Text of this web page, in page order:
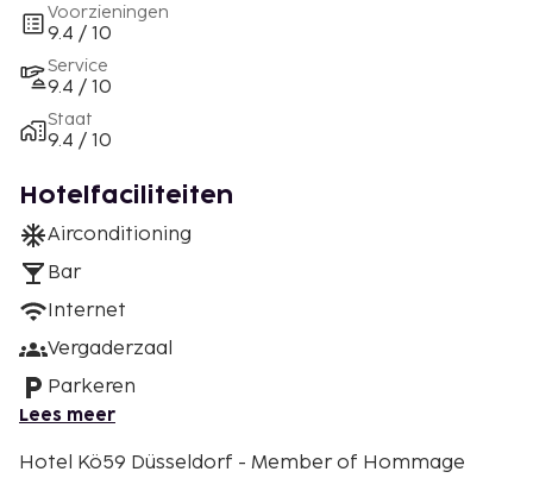
Voorzieningen
9.4 / 10
Service
9.4 / 10
Staat
9.4 / 10
Hotelfaciliteiten
Airconditioning
Bar
Internet
Vergaderzaal
Parkeren
Lees meer
Hotel Kö59 Düsseldorf - Member of Hommage